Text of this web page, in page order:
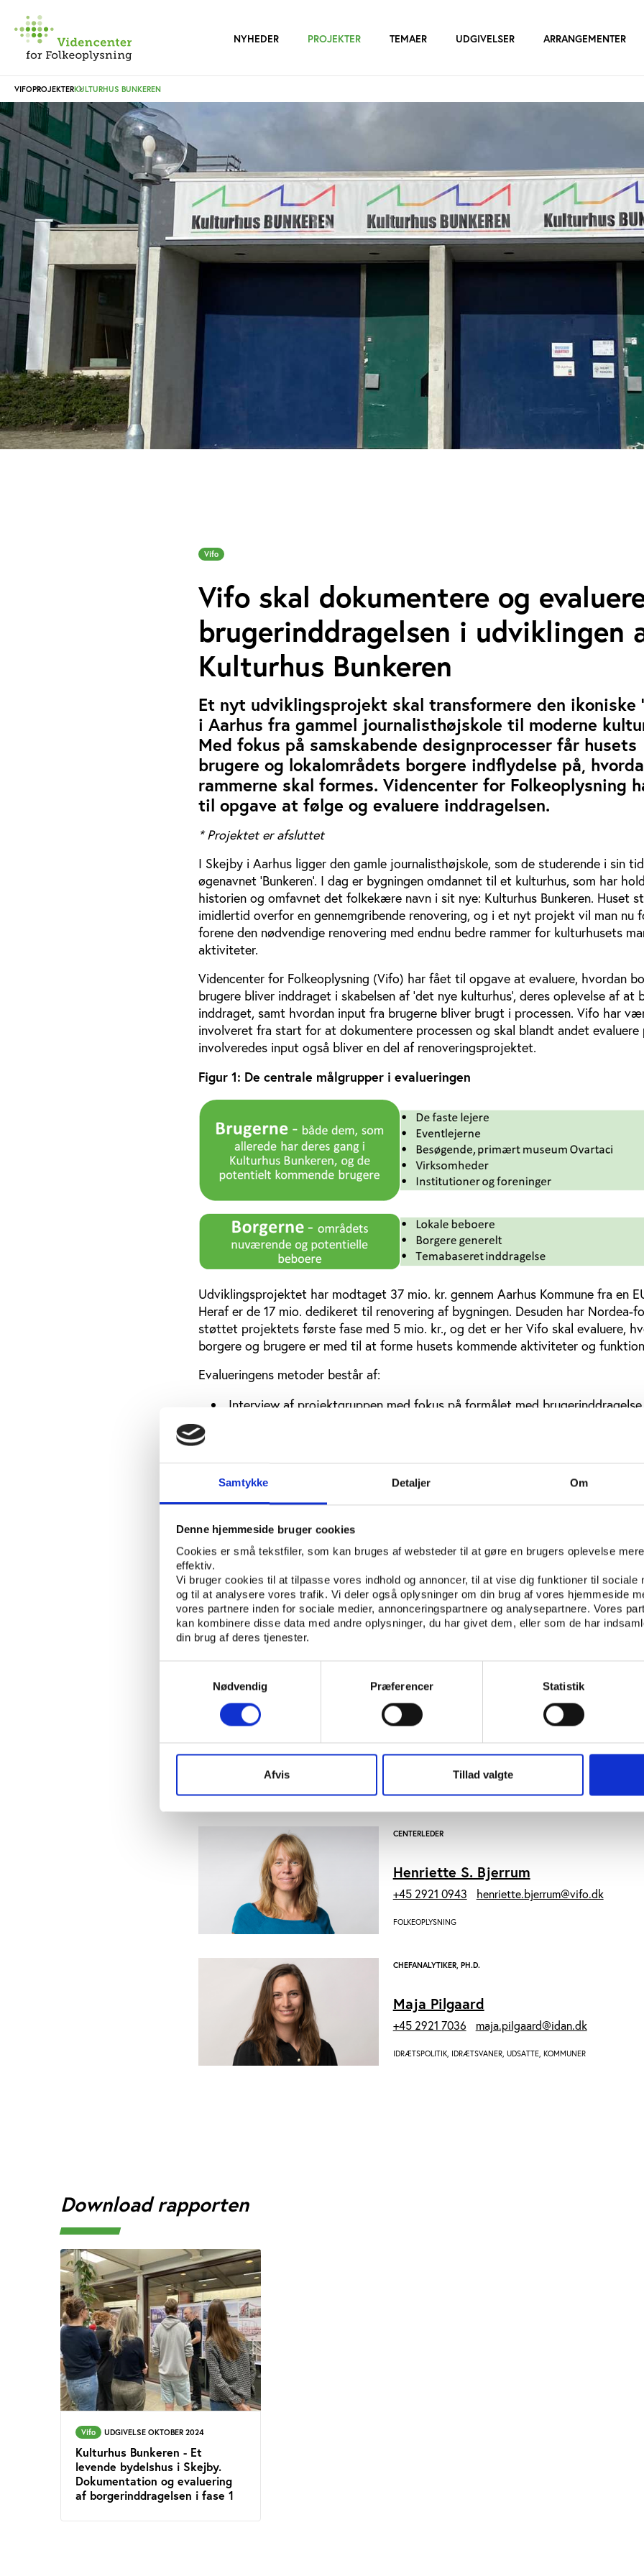
Samtykke Detaljer Om
Denne hjemmeside bruger cookies
Cookies er små tekstfiler, som kan bruges af websteder til at gøre en brugers oplevelse mere
effektiv.
Vi bruger cookies til at tilpasse vores indhold og annoncer, til at vise dig funktioner til sociale
og til at analysere vores trafik. Vi deler også oplysninger om din brug af vores hjemmeside
vores partnere inden for sociale medier, annonceringspartnere og analysepartnere. Vores
kan kombinere disse data med andre oplysninger, du har givet dem, eller som de har
din brug af deres tjenester.
Nødvendig
Præferencer Statistik
Afvis Tillad valgte
NYHEDER PROJEKTER TEMAER UDGIVELSER ARRANGEMENTER
VIFOPROJEKTERKULTURHUS BUNKEREN
Vifo
Vifo skal dokumentere og
brugerinddragelsen i udviklingen
Kulturhus Bunkeren
Et nyt udviklingsprojekt skal transformere den ikoniske
i Aarhus fra gammel journalisthøjskole til moderne
Med fokus på samskabende designprocesser får husets
brugere og lokalområdets borgere indflydelse på,
rammerne skal formes. Videncenter for Folkeoplysning
til opgave at følge og evaluere inddragelsen.
* Projektet er afsluttet
I Skejby i Aarhus ligger den gamle journalisthøjskole, som de studerende i sin
øgenavnet ’Bunkeren’. I dag er bygningen omdannet til et kulturhus, som har
historien og omfavnet det folkekære navn i sit nye: Kulturhus Bunkeren. Huset
imidlertid overfor en gennemgribende renovering, og i et nyt projekt vil man nu
forene den nødvendige renovering med endnu bedre rammer for kulturhusets
aktiviteter.
Videncenter for Folkeoplysning (Vifo) har fået til opgave at evaluere, hvordan
brugere bliver inddraget i skabelsen af ’det nye kulturhus’, deres oplevelse af at
inddraget, samt hvordan input fra brugerne bliver brugt i processen. Vifo har
involveret fra start for at dokumentere processen og skal blandt andet evaluere
involveredes input også bliver en del af renoveringsprojektet.
Figur 1: De centrale målgrupper i evalueringen
Udviklingsprojektet har modtaget 37 mio. kr. gennem Aarhus Kommune fra en
Heraf er de 17 mio. dedikeret til renovering af bygningen. Desuden har Nordea-
støttet projektets første fase med 5 mio. kr., og det er her Vifo skal evaluere,
borgere og brugere er med til at forme husets kommende aktiviteter og
Evalueringens metoder består af:
Interview af projektgruppen med fokus på formålet med brugerinddragelse
Systematisering og kodning af brugernes feedback og input, samt
”Vi samler alt feedbackmateriale, konkrete forslag og pointer ind, imens vi følger
processen. Senere i forløbet vil vi interviewe nogle af de involverede om deres
at blive inddraget og om der er noget, de kan genkende i det endelige
fortæller Line Bilberg, som er analytiker ved Vifo om evalueringen.
Projektet forventes afsluttet i juni 2025.
SENIORANALYTIKER
Line Bilberg
CENTERLEDER
Henriette S. Bjerrum
+45 2921 0943 henriette.bjerrum@vifo.dk
FOLKEOPLYSNING
CHEFANALYTIKER, PH.D.
Maja Pilgaard
+45 2921 7036 maja.pilgaard@idan.dk
IDRÆTSPOLITIK, IDRÆTSVANER, UDSATTE, KOMMUNER
Download rapporten
Vifo UDGIVELSE OKTOBER 2024
Kulturhus Bunkeren - Et
levende bydelshus i Skejby.
Dokumentation og evaluering
af borgerinddragelsen i fase 1